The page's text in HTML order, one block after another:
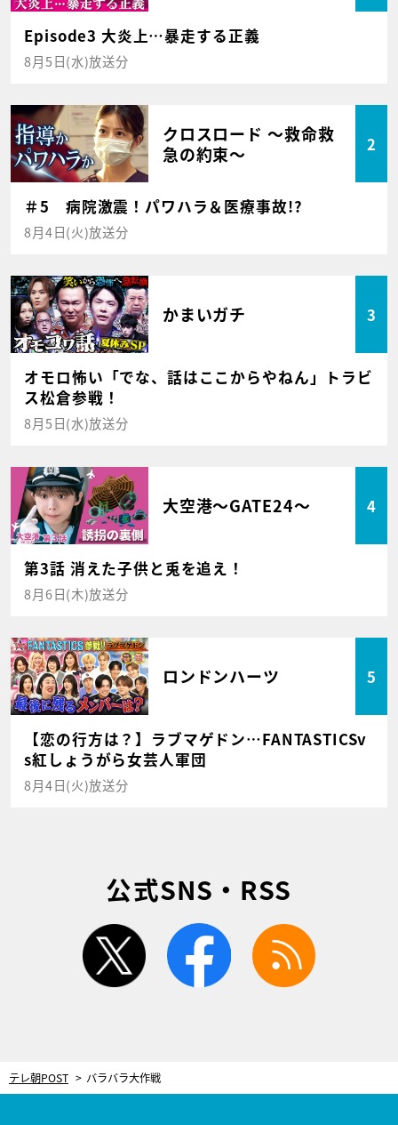
Episode3 大炎上…暴走する正義
8月5日(水)放送分
クロスロード ～救命救
急の約束～
2
＃5 病院激震！パワハラ＆医療事故!?
8月4日(火)放送分
かまいガチ 3
オモロ怖い「でな、話はここからやねん」トラビ
ス松倉参戦！
8月5日(水)放送分
大空港～GATE24～ 4
第3話 消えた子供と兎を追え！
8月6日(木)放送分
ロンドンハーツ 5
【恋の行方は？】ラブマゲドン…FANTASTICSv
s紅しょうがら女芸人軍団
8月4日(火)放送分
公式SNS・RSS
twitter facebook
テレ朝POST バラバラ大作戦